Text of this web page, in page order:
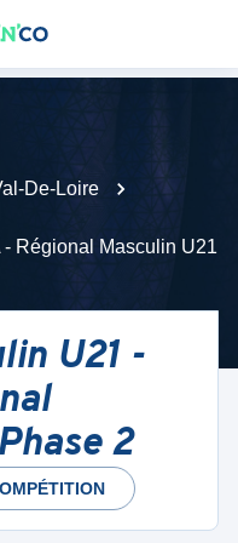
De-Loire
Régional Masculin U21
U21 -
2